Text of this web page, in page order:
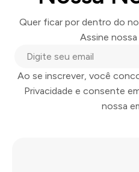
Quer ficar por dentro do
Assine
Ao se inscrever, você
Privacidade e consente
nossa